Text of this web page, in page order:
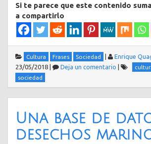
Si te parece que este contenido
a compartirlo
Cultura Frases Sociedad | Enrique
23/05/2018 | Deja un comentario |
sociedad
Una base de
desechos